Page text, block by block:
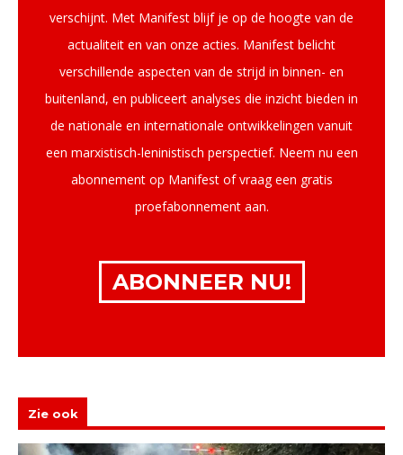
verschijnt. Met Manifest blijf je op de hoogte van de
actualiteit en van onze acties. Manifest belicht
verschillende aspecten van de strijd in binnen- en
buitenland, en publiceert analyses die inzicht bieden in
de nationale en internationale ontwikkelingen vanuit
een marxistisch-leninistisch perspectief. Neem nu een
abonnement op Manifest of vraag een gratis
proefabonnement aan.
ABONNEER NU!
Zie ook